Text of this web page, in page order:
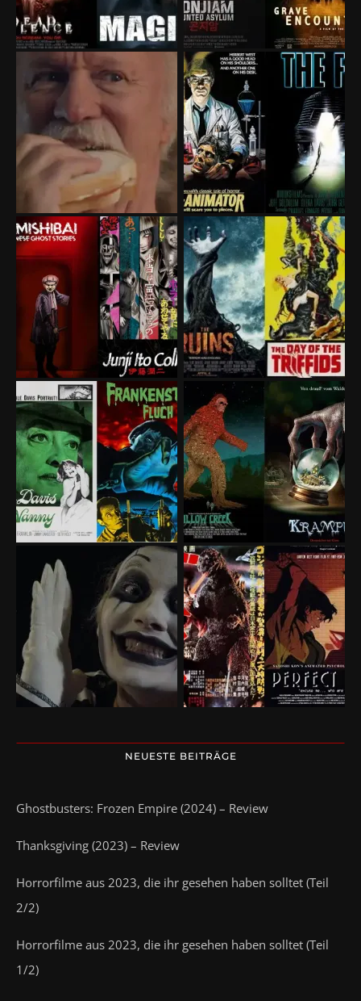
NEUESTE BEITRÄGE
Ghostbusters: Frozen Empire (2024) – Review
Thanksgiving (2023) – Review
Horrorfilme aus 2023, die ihr gesehen haben solltet (Teil
2/2)
Horrorfilme aus 2023, die ihr gesehen haben solltet (Teil
1/2)